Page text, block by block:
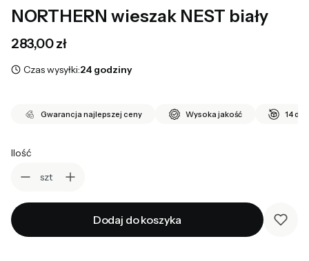
NORTHERN wieszak NEST biały
Cena
283,00 zł
Czas wysyłki:24 godziny
Gwarancja najlepszej ceny Wysoka jakość 14 dni
Ilość
szt
Dodaj do koszyka